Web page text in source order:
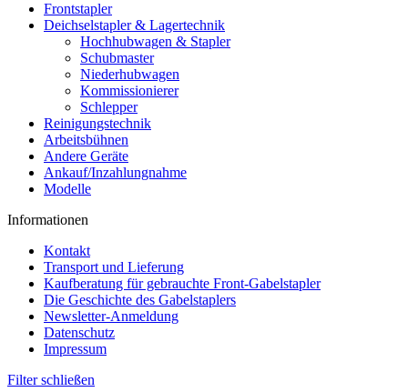
Frontstapler
Deichselstapler & Lagertechnik
Hochhubwagen & Stapler
Schubmaster
Niederhubwagen
Kommissionierer
Schlepper
Reinigungstechnik
Arbeitsbühnen
Andere Geräte
Ankauf/Inzahlungnahme
Modelle
Informationen
Kontakt
Transport und Lieferung
Kaufberatung für gebrauchte Front-Gabelstapler
Die Geschichte des Gabelstaplers
Newsletter-Anmeldung
Datenschutz
Impressum
Filter schließen